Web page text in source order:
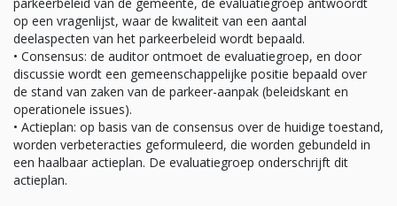
op een vragenlijst, waar de kwaliteit van een aantal
deelaspecten van het parkeerbeleid wordt bepaald.
• Consensus: de auditor ontmoet de evaluatiegroep, en door
discussie wordt een gemeenschappelijke positie bepaald over
de stand van zaken van de parkeer-aanpak (beleidskant en
operationele issues).
• Actieplan: op basis van de consensus over de huidige toestand,
worden verbeteracties geformuleerd, die worden gebundeld in
een haalbaar actieplan. De evaluatiegroep onderschrijft dit
actieplan.